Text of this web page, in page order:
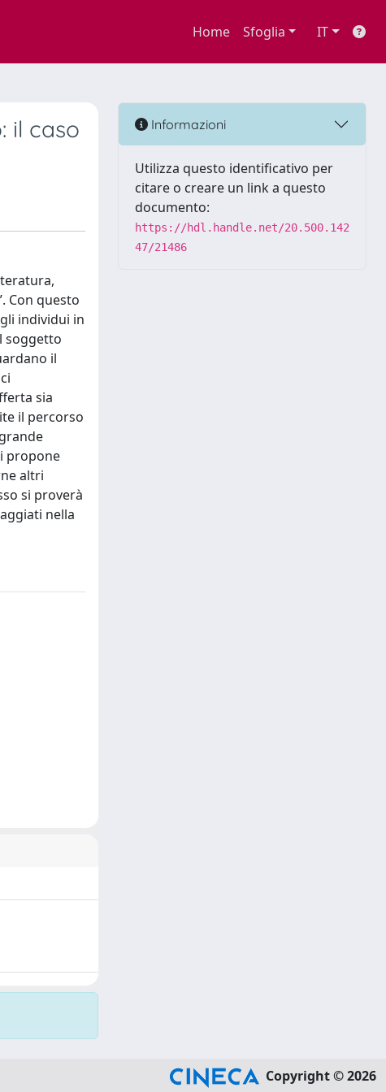
Home Sfoglia IT
il caso
Con questo
individui in
soggetto
il
sia
il percorso
propone
altri
si proverà
nella
Informazioni
Utilizza questo identificativo per
citare o creare un link a questo
documento:
https://hdl.handle.net/20.500.142
47/21486
Copyright © 2026